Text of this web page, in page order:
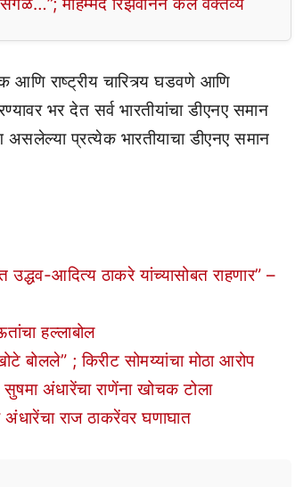
आणि राष्ट्रीय चारित्र्य घडवणे आणि
भर देत सर्व भारतीयांचा डीएनए समान
प्रत्येक भारतीयाचा डीएनए समान
आदित्य ठाकरे यांच्यासोबत राहणार” –
हल्लाबोल
; किरीट सोमय्यांचा मोठा आरोप
अंधारेंचा राणेंना खोचक टोला
राज ठाकरेंवर घणाघात